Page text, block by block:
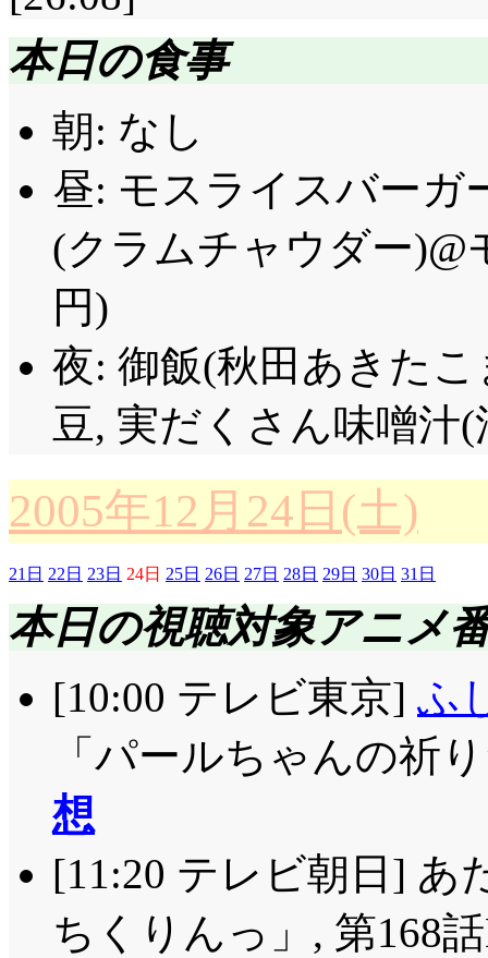
本日の食事
朝: なし
昼: モスライスバーガ
(クラムチャウダー)@
円)
夜: 御飯(秋田あきた
豆, 実だくさん味噌汁
2005年12月24日(土)
21日 22日 23日 24日 25日 26日 27日 28日 29日 30日 31日
本日の視聴対象アニメ
[10:00 テレビ東京] ふ
「パールちゃんの
想
[11:20 テレビ朝日] あ
ちくりんっ」, 第168